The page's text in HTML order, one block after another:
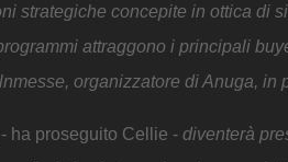
strategiche concepite in ottica di
attraggono i principali
organizzatore di Anuga,
- ha proseguito Cellie - diventerà